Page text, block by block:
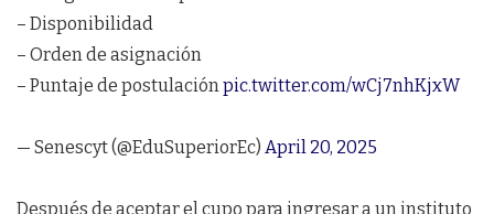
– Disponibilidad
– Orden de asignación
– Puntaje de postulaciónpic.twitter.com/wCj7nhKjxW
— Senescyt (@EduSuperiorEc) April 20, 2025
Después de aceptar el cupo para ingresar a un instituto